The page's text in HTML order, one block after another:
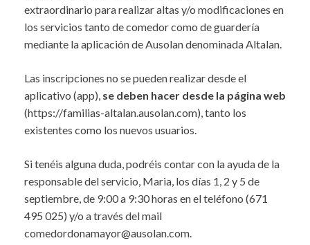
extraordinario para realizar altas y/o modificaciones en
los servicios tanto de comedor como de guardería
mediante la aplicación de Ausolan denominada Altalan.
Las inscripciones no se pueden realizar desde el
aplicativo (app), se deben hacer desde la página web
(https://familias-altalan.ausolan.com), tanto los
existentes como los nuevos usuarios.
Si tenéis alguna duda, podréis contar con la ayuda de la
responsable del servicio, Maria, los días 1, 2 y 5 de
septiembre, de 9:00 a 9:30 horas en el teléfono (671
495 025) y/o a través del mail
comedordonamayor@ausolan.com.